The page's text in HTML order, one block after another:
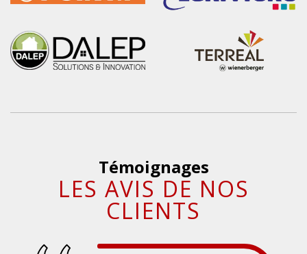
Témoignages
LES AVIS DE NOS
CLIENTS